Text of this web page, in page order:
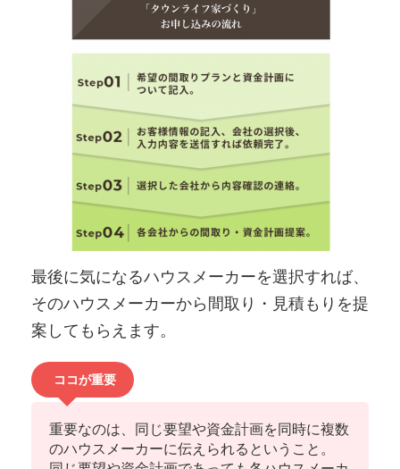
最後に気になるハウスメーカーを選択すれば、
そのハウスメーカーから間取り・見積もりを提
案してもらえます。
ココが重要
重要なのは、同じ要望や資金計画を同時に複数
のハウスメーカーに伝えられるということ。